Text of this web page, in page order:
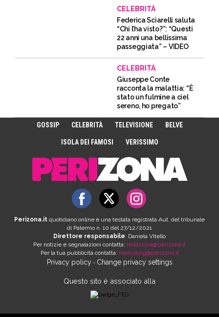
CELEBRITÀ
Federica Sciarelli saluta
“Chi l’ha visto?”: “Questi
22 anni una bellissima
passeggiata” – VIDEO
CELEBRITÀ
Giuseppe Conte
racconta la malattia: “È
stato un fulmine a ciel
sereno, ho pregato”
GOSSIP CELEBRITÀ TELEVISIONE BELVE
ISOLA DEI FAMOSI VERISSIMO
Perizona.it quotidiano online è una testata registrata Aut. del tribunale
di Palermo n. 10 del 27/12/2021
Direttore responsabile: Daniela Vitello
Per notizie e segnalazioni contatta: redazione@perizona.it
Per la tua pubblicità contatta: marketing@perizona.it
Privacy policy- Change privacy settings
Questo sito è associato alla